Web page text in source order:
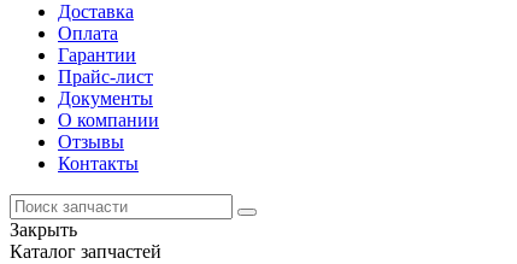
Доставка
Оплата
Гарантии
Прайс-лист
Документы
О компании
Отзывы
Контакты
Закрыть
Каталог запчастей